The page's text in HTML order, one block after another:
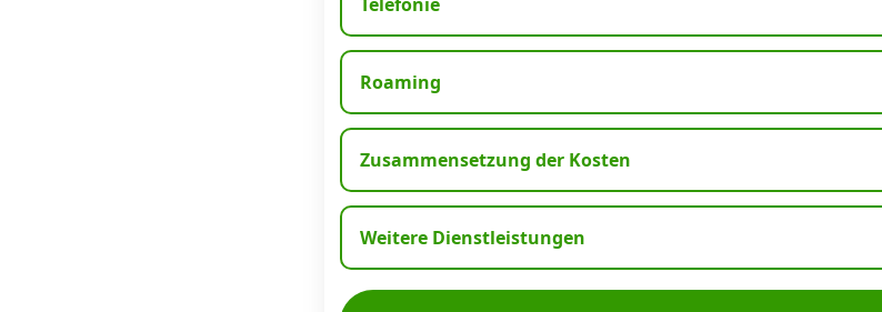
Roaming
Zusammensetzung der Kosten
Weitere Dienstleistungen